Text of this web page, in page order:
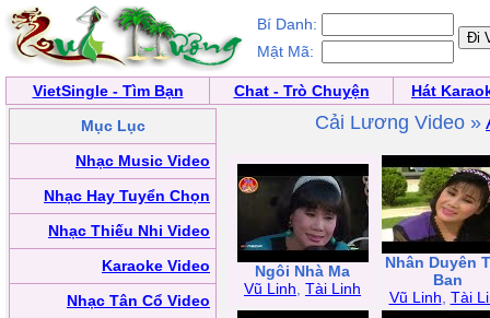
Bí Danh:
Mật Mã:
VietSingle - Tìm Bạn Chat - Trò Chuyện
Hát
Mục Lục
Nhạc Music Video
Nhạc Hay Tuyển Chọn
Nhạc Thiếu Nhi Video
Karaoke Video
Nhạc Tân Cổ Video
Cải Lương Video »
Ngôi Nhà Ma
Vũ Linh Tài Linh
Nhân Duyên
Ban
Vũ Linh Tài